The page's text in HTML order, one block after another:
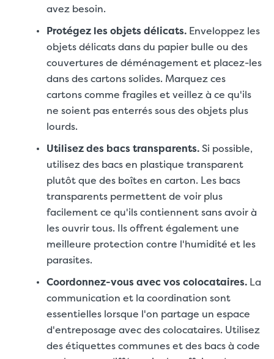
avez besoin.
Protégez les objets délicats. Enveloppez les
objets délicats dans du papier bulle ou des
couvertures de déménagement et placez-les
dans des cartons solides. Marquez ces
cartons comme fragiles et veillez à ce qu'ils
ne soient pas enterrés sous des objets plus
lourds.
Utilisez des bacs transparents.Si possible,
utilisez des bacs en plastique transparent
plutôt que des boîtes en carton. Les bacs
transparents permettent de voir plus
facilement ce qu'ils contiennent sans avoir à
les ouvrir tous. Ils offrent également une
meilleure protection contre l'humidité et les
parasites.
Coordonnez-vous avec vos colocataires. La
communication et la coordination sont
essentielles lorsque l'on partage un espace
d'entreposage avec des colocataires. Utilisez
des étiquettes communes et des bacs à code